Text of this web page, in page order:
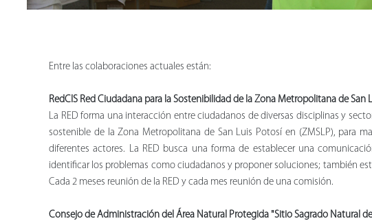
Entre las colaboraciones actuales están:
RedCIS Red Ciudadana para la Sostenibilidad de la Zona Metropolitana de San
La RED forma una interacción entre ciudadanos de diversas disciplinas y
sostenible de la Zona Metropolitana de San Luis Potosí en (ZMSLP), para
diferentes actores. La RED busca una forma de establecer una
identificar los problemas como ciudadanos y proponer soluciones; también
Cada 2 meses reunión de la RED y cada mes reunión de una comisión.
Consejo de Administración del Área Natural Protegida "Sitio Sagrado Natural